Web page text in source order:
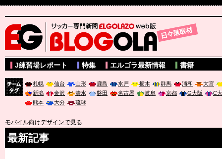
サッカー専門新聞ELGOLAZO web版 BLOGOLA
J練習場レポート 特集 エルゴラ最新情報 書籍
札幌 仙台 山形 鹿島 水戸 栃木 群馬 浦和
大宮
新潟
金沢 清水 磐田 名古屋 岐阜 京都 G大阪
C
熊本
大分 琉球
モバイル向けデザインで見る
最新記事